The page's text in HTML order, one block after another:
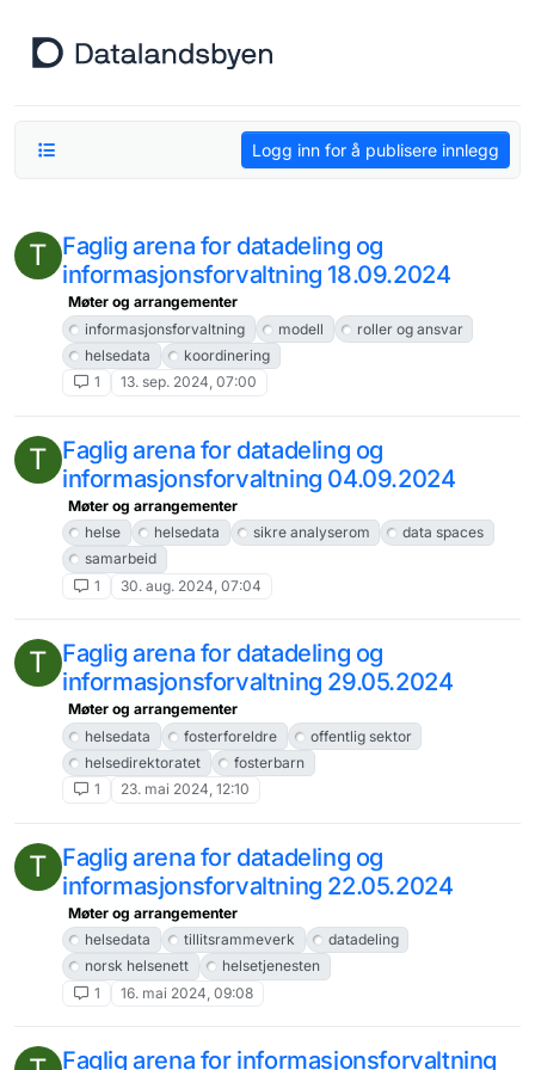
Logg inn for å publisere innlegg
T Faglig arena for datadeling og
informasjonsforvaltning 18.09.2024
Møter og arrangementer
informasjonsforvaltning
modell
roller og ansvar
helsedata
koordinering
1
13. sep. 2024, 07:00
T Faglig arena for datadeling og
informasjonsforvaltning 04.09.2024
Møter og arrangementer
helse
helsedata sikre analyserom
data spaces
samarbeid
1
30. aug. 2024, 07:04
T Faglig arena for datadeling og
informasjonsforvaltning 29.05.2024
Møter og arrangementer
helsedata
fosterforeldre
offentlig sektor
helsedirektoratet
fosterbarn
1
23. mai 2024, 12:10
T Faglig arena for datadeling og
informasjonsforvaltning 22.05.2024
Møter og arrangementer
helsedata
tillitsrammeverk
datadeling
norsk helsenett
helsetjenesten
1
16. mai 2024, 09:08
Faglig arena for informasjonsforvaltning